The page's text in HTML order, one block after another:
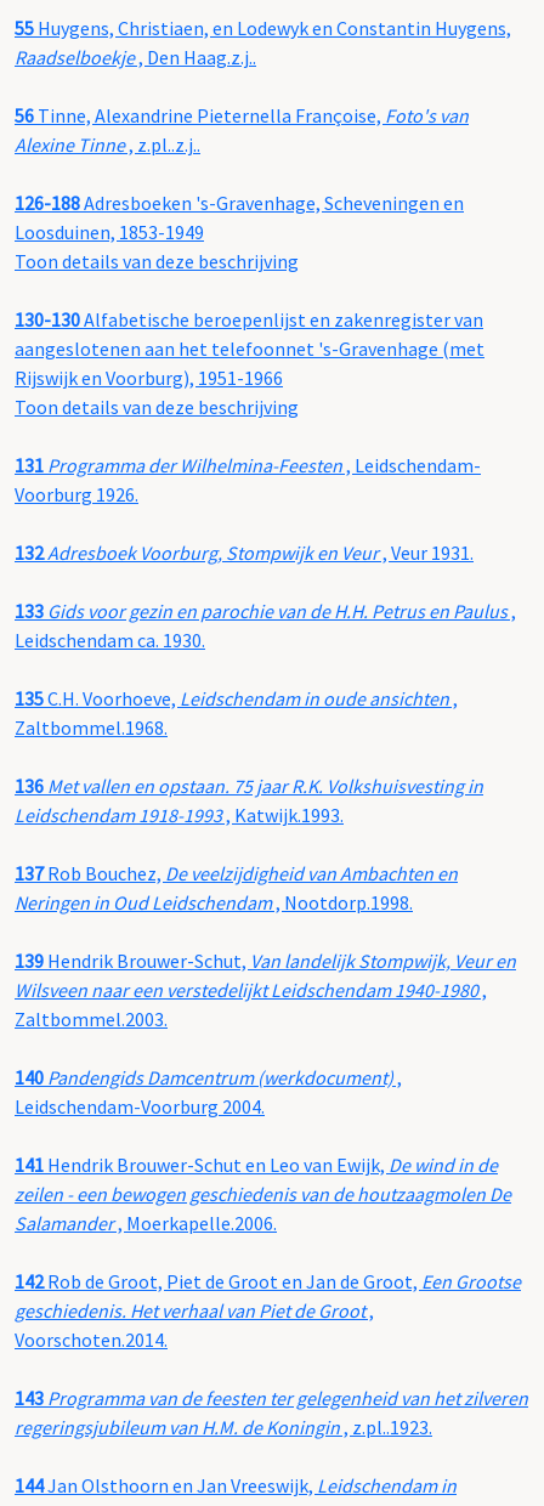
55 Huygens, Christiaen, en Lodewyk en Constantin Huygens,
Raadselboekje, Den Haag.z.j..
56 Tinne, Alexandrine Pieternella Françoise, Foto's van
Alexine Tinne, z.pl..z.j..
126-188Adresboeken 's-Gravenhage, Scheveningen en
Loosduinen, 1853-1949
Toon details van deze beschrijving
130-130Alfabetische beroepenlijst en zakenregister van
aangeslotenen aan het telefoonnet 's-Gravenhage (met
Rijswijk en Voorburg), 1951-1966
Toon details van deze beschrijving
131 Programma der Wilhelmina-Feesten, Leidschendam-
Voorburg 1926.
132Adresboek Voorburg, Stompwijk en Veur, Veur 1931.
133 Gids voor gezin en parochie van de H.H. Petrus en Paulus,
Leidschendam ca. 1930.
135C.H. Voorhoeve, Leidschendam in oude ansichten,
Zaltbommel.1968.
136 Met vallen en opstaan. 75 jaar R.K. Volkshuisvesting in
Leidschendam 1918-1993, Katwijk.1993.
137Rob Bouchez, De veelzijdigheid van Ambachten en
Neringen in Oud Leidschendam, Nootdorp.1998.
139 Hendrik Brouwer-Schut, Van landelijk Stompwijk, Veur en
Wilsveen naar een verstedelijkt Leidschendam 1940-1980,
Zaltbommel.2003.
140 Pandengids Damcentrum (werkdocument),
Leidschendam-Voorburg 2004.
141 Hendrik Brouwer-Schut en Leo van Ewijk, De wind in de
zeilen - een bewogen geschiedenis van de houtzaagmolen De
Salamander, Moerkapelle.2006.
142Rob de Groot, Piet de Groot en Jan de Groot, Een Grootse
geschiedenis. Het verhaal van Piet de Groot,
Voorschoten.2014.
143 Programma van de feesten ter gelegenheid van het zilveren
regeringsjubileum van H.M. de Koningin, z.pl..1923.
144Jan Olsthoorn en Jan Vreeswijk, Leidschendam in